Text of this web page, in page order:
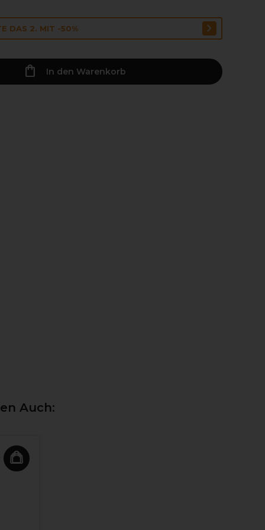
DAS 2. MIT -50%
In den Warenkorb
Auch: